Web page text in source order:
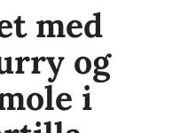
med
og
i